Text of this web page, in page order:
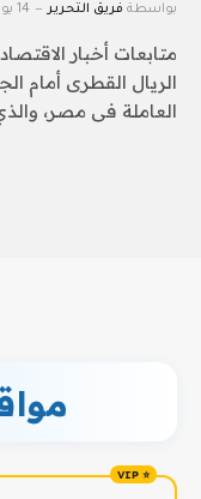
بواسطة فريق التحرير 14 يونيو، 2023
متابعات أخبار
العاملة فى مصر،